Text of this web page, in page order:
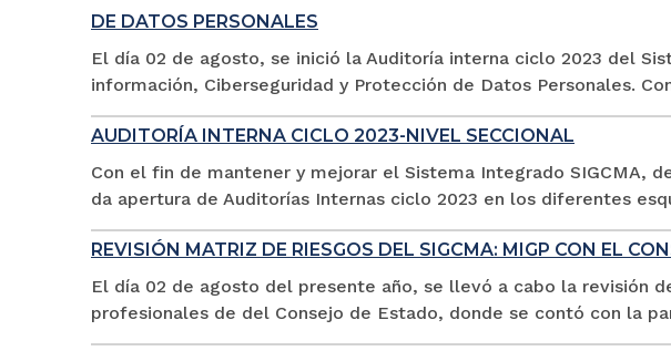
DE DATOS PERSONALES
El día 02 de agosto, se inició la Auditoría interna ciclo 2023 del
información, Ciberseguridad y Protección de Datos Personales.
AUDITORÍA INTERNA CICLO 2023-NIVEL SECCIONAL
Con el fin de mantener y mejorar el Sistema Integrado SIGCMA,
da apertura de Auditorías Internas ciclo 2023 en los diferentes
REVISIÓN MATRIZ DE RIESGOS DEL SIGCMA: MIGP CON EL
El día 02 de agosto del presente año, se llevó a cabo la revisión
profesionales de del Consejo de Estado, donde se contó con la